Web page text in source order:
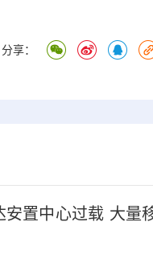
分享：
安置中心过载 大量